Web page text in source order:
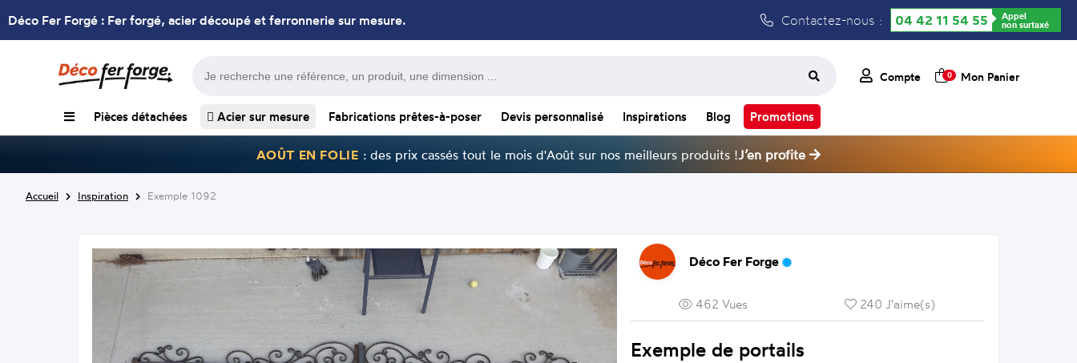
Déco Fer Forgé : Fer forgé, acier découpé et ferronnerie sur mesure. Contactez-nous : 04 42 11 54 55 Appel
non surtaxé
Compte 0 Mon Panier
Pièces détachées Acier sur mesure Fabrications prêtes-à-poser Devis personnalisé Inspirations Blog Promotions
AOÛT EN FOLIE : des prix cassés tout le mois d'Août sur nos meilleurs produits !J’en profite
Accueil Inspiration Exemple 1092
Déco Fer Forge
462 Vues 240 J'aime(s)
Exemple de portails